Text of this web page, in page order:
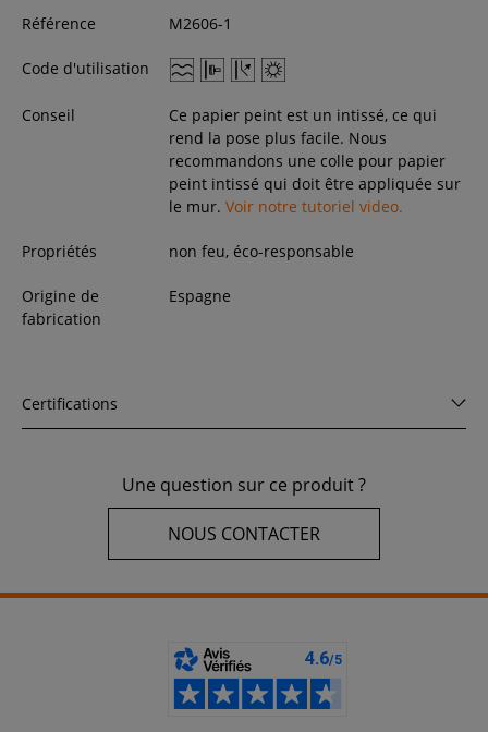
Référence M2606-1
Code d'utilisation
Conseil
Ce papier peint est un intissé, ce qui
rend la pose plus facile. Nous
recommandons une colle pour papier
peint intissé qui doit être appliquée sur
le mur. Voir notre tutoriel video.
Propriétés non feu, éco-responsable
Origine de
fabrication
Espagne
Certifications
Une question sur ce produit ?
NOUS CONTACTER